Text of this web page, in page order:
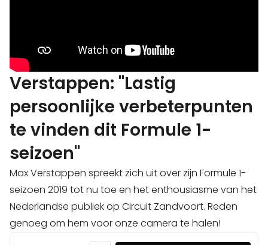
Verstappen: "Lastig
persoonlijke verbeterpunten
te vinden dit Formule 1-
seizoen"
Max Verstappen spreekt zich uit over zijn Formule 1-
seizoen 2019 tot nu toe en het enthousiasme van het
Nederlandse publiek op Circuit Zandvoort. Reden
genoeg om hem voor onze camera te halen!